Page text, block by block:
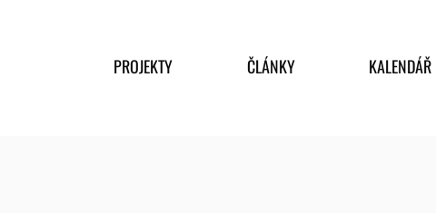
PROJEKTY ČLÁNKY KALENDÁŘ